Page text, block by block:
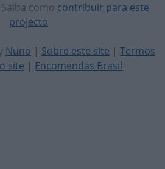
como contribuir para este
projecto
Nuno | Sobre este site | Termos
site | Encomendas Brasil